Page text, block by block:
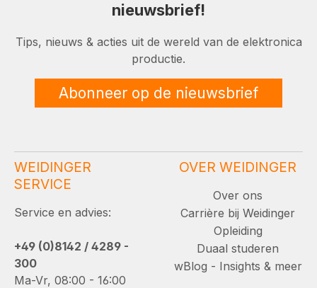
nieuwsbrief!
Tips, nieuws & acties uit de wereld van de elektronica
productie.
Abonneer op de nieuwsbrief
WEIDINGER
SERVICE
Service en advies:
+49 (0)8142 / 4289 -
300
Ma-Vr, 08:00 - 16:00
OVER WEIDINGER
Over ons
Carrière bij Weidinger
Opleiding
Duaal studeren
wBlog - Insights & meer